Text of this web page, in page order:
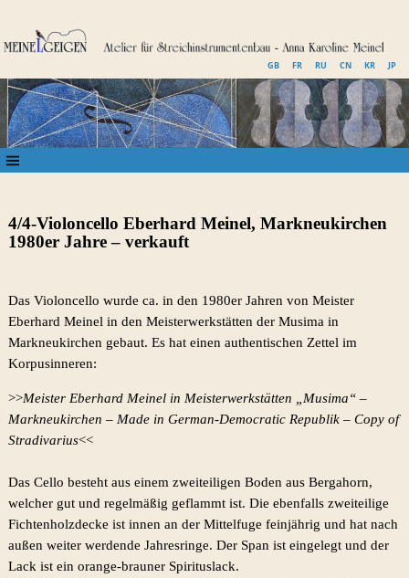
GB FR RU CN KR JP
4/4-Violoncello Eberhard Meinel, Markneukirchen
1980er Jahre – verkauft
Das Violoncello wurde ca. in den 1980er Jahren von Meister
Eberhard Meinel in den Meisterwerkstätten der Musima in
Markneukirchen gebaut. Es hat einen authentischen Zettel im
Korpusinneren:
>>Meister Eberhard Meinel in Meisterwerkstätten „Musima“ –
Markneukirchen – Made in German-Democratic Republik – Copy of
Stradivarius<<
Das Cello besteht aus einem zweiteiligen Boden aus Bergahorn,
welcher gut und regelmäßig geflammt ist. Die ebenfalls zweiteilige
Fichtenholzdecke ist innen an der Mittelfuge feinjährig und hat nach
außen weiter werdende Jahresringe. Der Span ist eingelegt und der
Lack ist ein orange-brauner Spirituslack.